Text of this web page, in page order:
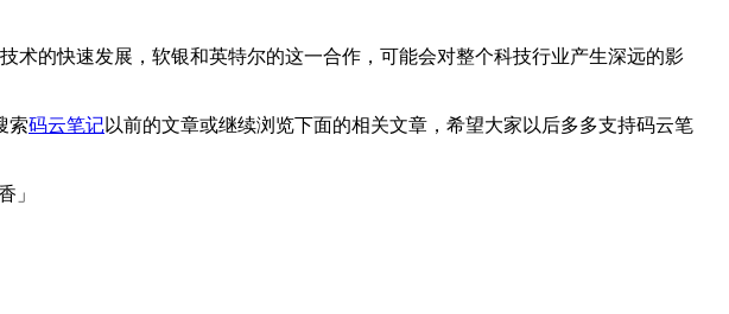
的快速发展，软银和英特尔的这一合作，可能会对整个科技行业产生深远的影
索码云笔记以前的文章或继续浏览下面的相关文章，希望大家以后多多支持码云笔
」